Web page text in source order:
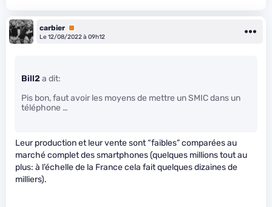
carbier Premium
Le 12/08/2022 à 09h12
Bill2a dit:
Pis bon, faut avoir les moyens de mettre un SMIC dans un
téléphone …
Leur production et leur vente sont “faibles” comparées au
marché complet des smartphones (quelques millions tout au
plus: à l’échelle de la France cela fait quelques dizaines de
milliers).